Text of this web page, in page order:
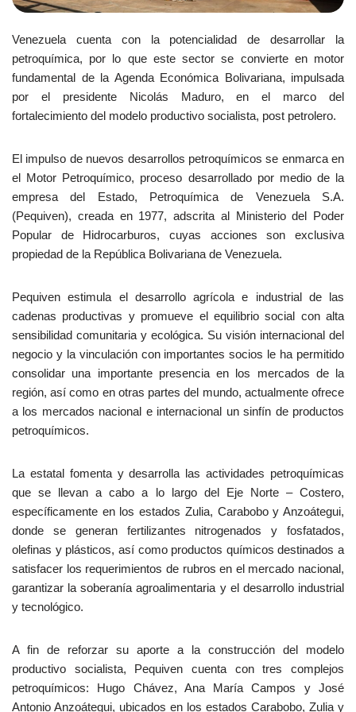
Venezuela cuenta con la potencialidad de desarrollar la
petroquímica, por lo que este sector se convierte en motor
fundamental de la Agenda Económica Bolivariana, impulsada
por el presidente Nicolás Maduro, en el marco del
fortalecimiento del modelo productivo socialista, post petrolero.
El impulso de nuevos desarrollos petroquímicos se enmarca en
el Motor Petroquímico, proceso desarrollado por medio de la
empresa del Estado, Petroquímica de Venezuela S.A.
(Pequiven), creada en 1977, adscrita al Ministerio del Poder
Popular de Hidrocarburos, cuyas acciones son exclusiva
propiedad de la República Bolivariana de Venezuela.
Pequiven estimula el desarrollo agrícola e industrial de las
cadenas productivas y promueve el equilibrio social con alta
sensibilidad comunitaria y ecológica. Su visión internacional del
negocio y la vinculación con importantes socios le ha permitido
consolidar una importante presencia en los mercados de la
región, así como en otras partes del mundo, actualmente ofrece
a los mercados nacional e internacional un sinfín de productos
petroquímicos.
La estatal fomenta y desarrolla las actividades petroquímicas
que se llevan a cabo a lo largo del Eje Norte – Costero,
específicamente en los estados Zulia, Carabobo y Anzoátegui,
donde se generan fertilizantes nitrogenados y fosfatados,
olefinas y plásticos, así como productos químicos destinados a
satisfacer los requerimientos de rubros en el mercado nacional,
garantizar la soberanía agroalimentaria y el desarrollo industrial
y tecnológico.
A fin de reforzar su aporte a la construcción del modelo
productivo socialista, Pequiven cuenta con tres complejos
petroquímicos: Hugo Chávez, Ana María Campos y José
Antonio Anzoátegui, ubicados en los estados Carabobo, Zulia y